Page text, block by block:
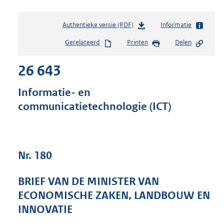
Authentieke versie (PDF)b
s
g
:
4
Informatie
Gerelateerd Printen Delen
26 643
Informatie- en
communicatietechnologie (ICT)
Nr. 180
BRIEF VAN DE MINISTER VAN
ECONOMISCHE ZAKEN, LANDBOUW EN
INNOVATIE